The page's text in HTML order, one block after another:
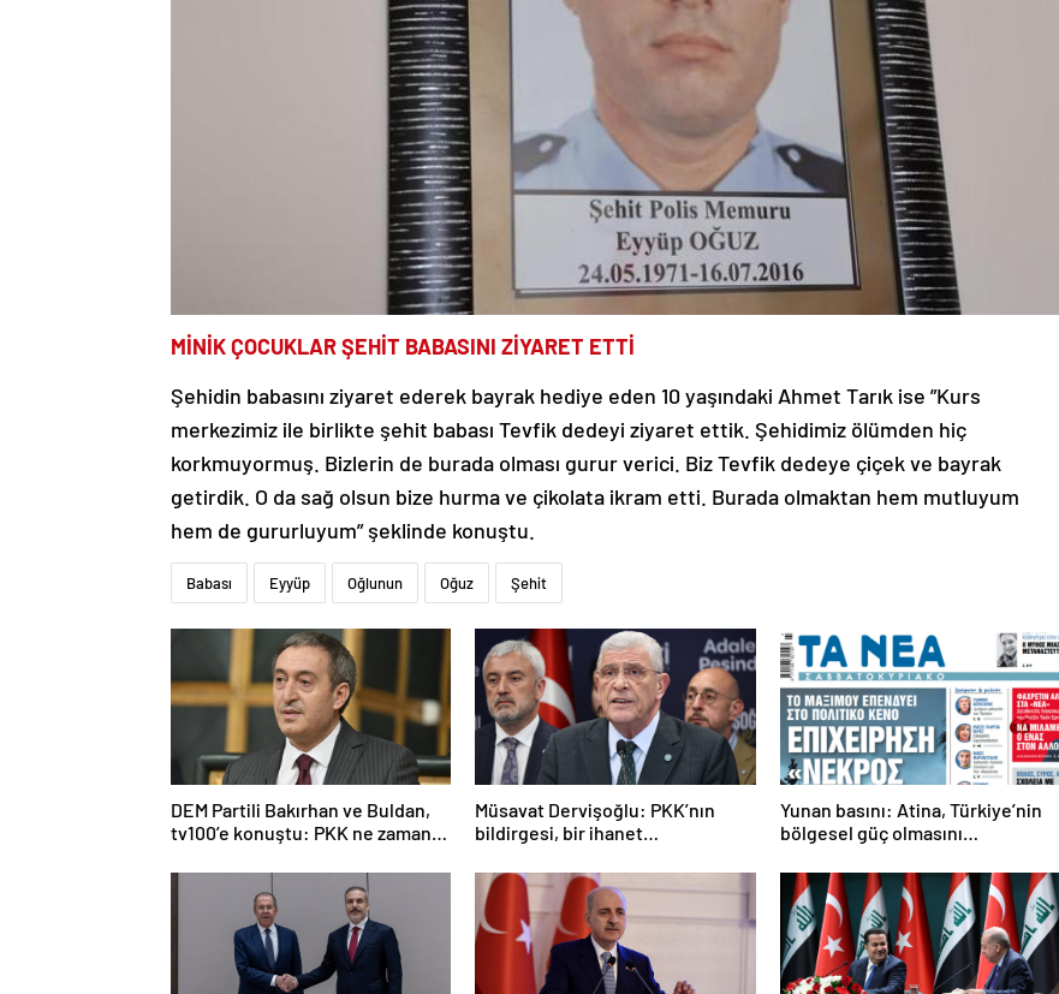
MİNİK ÇOCUKLAR ŞEHİT BABASINI ZİYARET ETTİ
Şehidin babasını ziyaret ederek bayrak hediye eden 10 yaşındaki Ahmet Tarık ise ”Kurs
merkezimiz ile birlikte şehit babası Tevfik dedeyi ziyaret ettik. Şehidimiz ölümden hiç
korkmuyormuş. Bizlerin de burada olması gurur verici. Biz Tevfik dedeye çiçek ve bayrak
getirdik. O da sağ olsun bize hurma ve çikolata ikram etti. Burada olmaktan hem mutluyum
hem de gururluyum” şeklinde konuştu.
Babası Eyyüp Oğlunun Oğuz Şehit
DEM Partili Bakırhan ve Buldan,
tv100’e konuştu: PKK ne zaman
Müsavat Dervişoğlu: PKK’nın
bildirgesi, bir ihanet
Yunan basını: Atina, Türkiye’nin
bölgesel güç olmasını